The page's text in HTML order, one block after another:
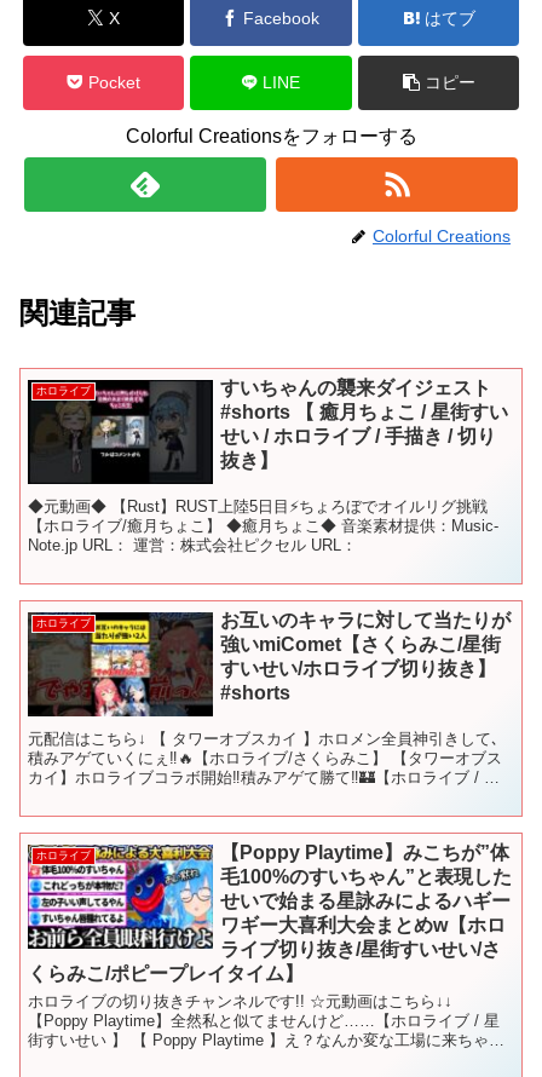
X Facebook はてブ
Pocket LINE コピー
Colorful Creationsをフォローする
Colorful Creations
関連記事
ホロライブ
すいちゃんの襲来ダイジェスト
#shorts 【 癒月ちょこ / 星街すい
せい / ホロライブ / 手描き / 切り
抜き】
◆元動画◆ 【Rust】RUST上陸5日目⚡ちょろぼでオイルリグ挑戦
【ホロライブ/癒月ちょこ】 ◆癒月ちょこ◆ 音楽素材提供：Music-
Note.jp URL： 運営：株式会社ピクセル URL：
ホロライブ
お互いのキャラに対して当たりが
強いmiComet【さくらみこ/星街
すいせい/ホロライブ切り抜き】
#shorts
元配信はこちら↓ 【 タワーオブスカイ 】ホロメン全員神引きして､
積みアゲていくにぇ‼🔥【ホロライブ/さくらみこ】 【タワーオブス
カイ】ホロライブコラボ開始‼積みアゲて勝て‼🏰【ホロライブ / 星
ホロライブ
【Poppy Playtime】みこちが”体
毛100%のすいちゃん”と表現した
せいで始まる星詠みによるハギー
ワギー大喜利大会まとめw【ホロ
ライブ切り抜き/星街すいせい/さ
くらみこ/ポピープレイタイム】
ホロライブの切り抜きチャンネルです!! ☆元動画はこちら↓↓
【Poppy Playtime】全然私と似てませんけど……【ホロライブ / 星
街すいせい 】 【 Poppy Playtime 】え？なんか変な工場に来ちゃっ